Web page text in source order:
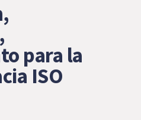
para la
ISO